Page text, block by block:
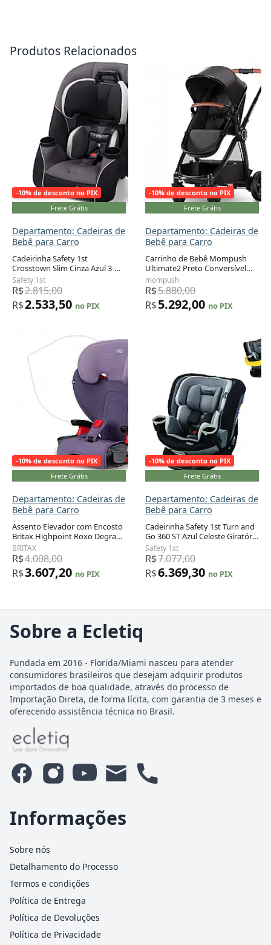
Produtos Relacionados
-10% de desconto no PIX
Frete Grátis
Departamento: Cadeiras de
Bebê para Carro
Cadeirinha Safety 1st
Crosstown Slim Cinza Azul 3-
em-1 Recém-nascido a 45 kg
Safety 1st
R$2.815,00
R$2.533,50 no PIX
-10% de desconto no PIX
Frete Grátis
Departamento: Cadeiras de
Bebê para Carro
Carrinho de Bebê Mompush
Ultimate2 Preto Conversível
com Assento Reversível 6
Meses a 23 kg
mompush
R$5.880,00
R$5.292,00 no PIX
-10% de desconto no PIX
Frete Grátis
Departamento: Cadeiras de
Bebê para Carro
Assento Elevador com Encosto
Britax Highpoint Roxo Degradê
Conversível 18 a 54 kg
Adicionar ao carrinho
BRITAX
R$4.008,00
R$3.607,20 no PIX
-10% de desconto no PIX
Frete Grátis
Departamento: Cadeiras de
Bebê para Carro
Cadeirinha Safety 1st Turn and
Go 360 ST Azul Celeste Giratória
3-em-1 com Rotação 360º 2,3 a
45,4 kg
Adicionar ao carrinho
Safety 1st
R$7.077,00
R$6.369,30 no PIX
Sobre a Ecletiq
Fundada em 2016 - Florida/Miami nasceu para atender
consumidores brasileiros que desejam adquirir produtos
importados de boa qualidade, através do processo de
Importação Direta, de forma lícita, com garantia de 3 meses e
oferecendo assistência técnica no Brasil.
Informações
Sobre nós
Detalhamento do Processo
Termos e condições
Política de Entrega
Política de Devoluções
Política de Privacidade